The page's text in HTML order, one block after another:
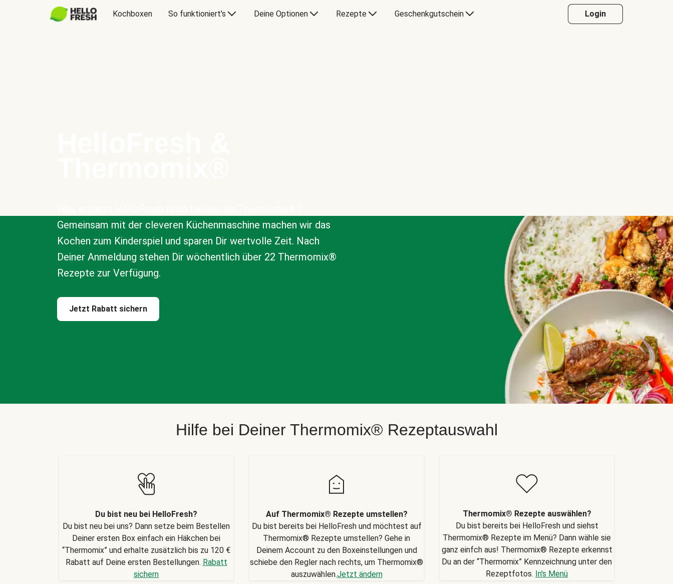
Kochboxen So funktioniert's Deine Optionen Rezepte Geschenkgutschein Login
Gemeinsam mit der cleveren Küchenmaschine machen wir das
Kochen zum Kinderspiel und sparen Dir wertvolle Zeit. Nach
Deiner Anmeldung stehen Dir wöchentlich über 22 Thermomix®
Rezepte zur Verfügung.
Jetzt Rabatt sichern
Hilfe bei Deiner Thermomix® Rezeptauswahl
Du bist neu bei HelloFresh?
Du bist neu bei uns? Dann setze beim Bestellen
Deiner ersten Box einfach ein Häkchen bei
“Thermomix” und erhalte zusätzlich bis zu 120 €
Rabatt auf Deine ersten Bestellungen. Rabatt
sichern
Auf Thermomix® Rezepte umstellen?
Du bist bereits bei HelloFresh und möchtest auf
Thermomix® Rezepte umstellen? Gehe in
Deinem Account zu den Boxeinstellungen und
schiebe den Regler nach rechts, um Thermomix®
auszuwählen.Jetzt ändern
Thermomix® Rezepte auswählen?
Du bist bereits bei HelloFresh und siehst
Thermomix® Rezepte im Menü? Dann wähle sie
ganz einfch aus! Thermomix® Rezepte erkennst
Du an der “Thermomix” Kennzeichnung unter den
Rezeptfotos. In's Menü